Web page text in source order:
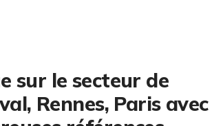
sur le secteur de
Rennes, Paris avec